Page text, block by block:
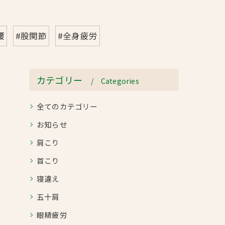
#股関節 #全身疲労
カテゴリー Categories
全てのカテゴリー
お知らせ
肩こり
首こり
寝違え
五十肩
眼精疲労